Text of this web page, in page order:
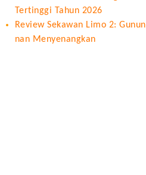
Tertinggi Tahun 2026
Review Sekawan Limo 2:
nan Menyenangkan